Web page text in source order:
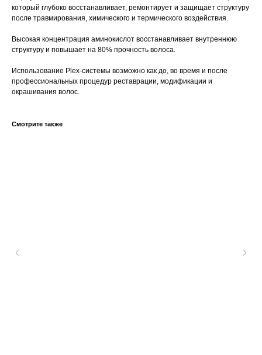
который глубоко восстанавливает, ремонтирует и защищает структуру
после травмирования, химического и термического воздействия.
Высокая концентрация аминокислот восстанавливает внутреннюю
структуру и повышает на 80% прочность волоса.
Использование Plex-системы возможно как до, во время и после
профессиональных процедур реставрации, модификации и
окрашивания волос.
Смотрите также